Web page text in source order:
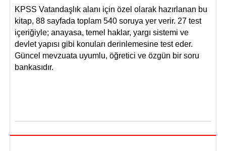
KPSS Vatandaşlık alanı için özel olarak hazırlanan bu
kitap, 88 sayfada toplam 540 soruya yer verir. 27 test
içeriğiyle; anayasa, temel haklar, yargı sistemi ve
devlet yapısı gibi konuları derinlemesine test eder.
Güncel mevzuata uyumlu, öğretici ve özgün bir soru
bankasıdır.